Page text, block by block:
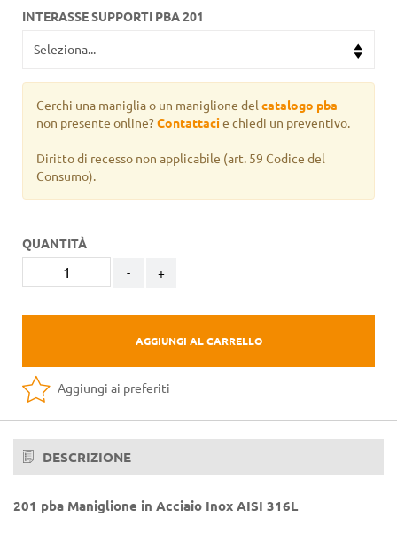
INTERASSE SUPPORTI PBA 201
Cerchi una maniglia o un maniglione del catalogo pba
non presente online?Contattacie chiedi un preventivo.
Diritto di recesso non applicabile (art. 59 Codice del
Consumo).
QUANTITÀ
- +
AGGIUNGI AL CARRELLO
Aggiungi ai preferiti
DESCRIZIONE
201 pba Maniglione in Acciaio Inox AISI 316L